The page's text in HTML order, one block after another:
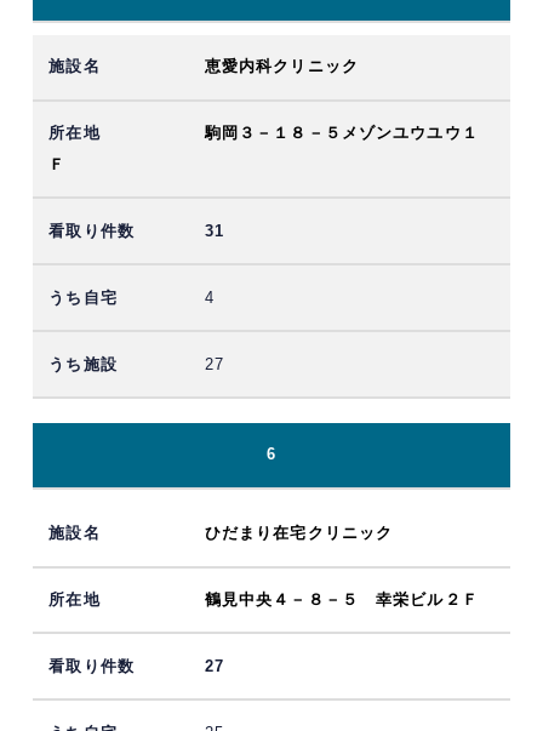
恵愛内科クリニック
駒岡３－１８－５メゾンユウユウ１
Ｆ
31
4
27
6
ひだまり在宅クリニック
鶴見中央４－８－５ 幸栄ビル２Ｆ
27